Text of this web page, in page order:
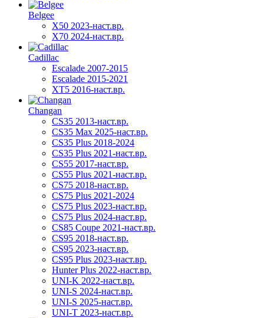
Belgee
X50 2023-наст.вр.
X70 2024-наст.вр.
Cadillac
Escalade 2007-2015
Escalade 2015-2021
XT5 2016-наст.вр.
Changan
CS35 2013-наст.вр.
CS35 Max 2025-наст.вр.
CS35 Plus 2018-2024
CS35 Plus 2021-наст.вр.
CS55 2017-наст.вр.
CS55 Plus 2021-наст.вр.
CS75 2018-наст.вр.
CS75 Plus 2021-2024
CS75 Plus 2023-наст.вр.
CS75 Plus 2024-наст.вр.
CS85 Coupe 2021-наст.вр.
CS95 2018-наст.вр.
CS95 2023-наст.вр.
CS95 Plus 2023-наст.вр.
Hunter Plus 2022-наст.вр.
UNI-K 2022-наст.вр.
UNI-S 2024-наст.вр.
UNI-S 2025-наст.вр.
UNI-T 2023-наст.вр.